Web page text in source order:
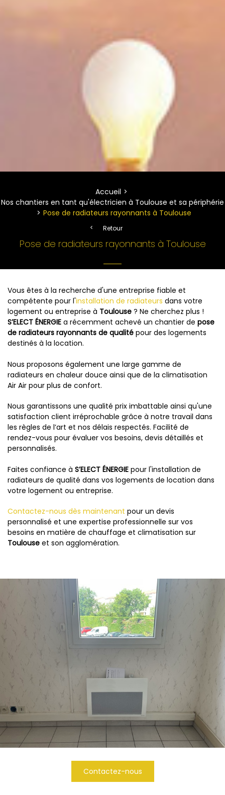
Accueil
Nos chantiers en tant qu'électricien à Toulouse et sa périphérie
Pose de radiateurs rayonnants à Toulouse
Retour
Pose de radiateurs rayonnants à Toulouse
Vous êtes à la recherche d'une entreprise fiable et
compétente pour l'installation de radiateurs dans votre
logement ou entreprise à Toulouse ? Ne cherchez plus !
S’ELECT ÉNERGIE a récemment achevé un chantier de pose
de radiateurs rayonnants de qualité pour des logements
destinés à la location.
Nous proposons également une large gamme de
radiateurs en chaleur douce ainsi que de la climatisation
Air Air pour plus de confort.
Nous garantissons une qualité prix imbattable ainsi qu'une
satisfaction client irréprochable grâce à notre travail dans
les règles de l’art et nos délais respectés. Facilité de
rendez-vous pour évaluer vos besoins, devis détaillés et
personnalisés.
Faites confiance à S’ELECT ÉNERGIE pour l'installation de
radiateurs de qualité dans vos logements de location dans
votre logement ou entreprise.
Contactez-nous dès maintenant pour un devis
personnalisé et une expertise professionnelle sur vos
besoins en matière de chauffage et climatisation sur
Toulouse et son agglomération.
Contactez-nous